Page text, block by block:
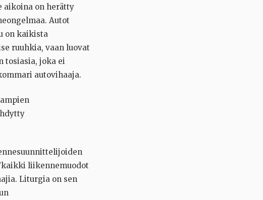
aikoina on herätty
Autot
on kaikista
ruuhkia, vaan luovat
tosiasia, joka ei
autovihaaja.
liikennemuodot
Liturgia on sen